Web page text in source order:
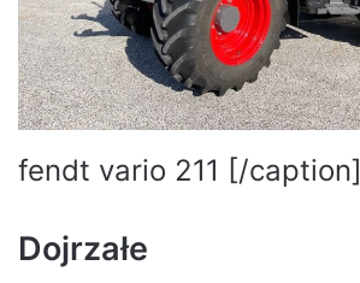
fendt vario 211 [/caption]
Dojrzałe